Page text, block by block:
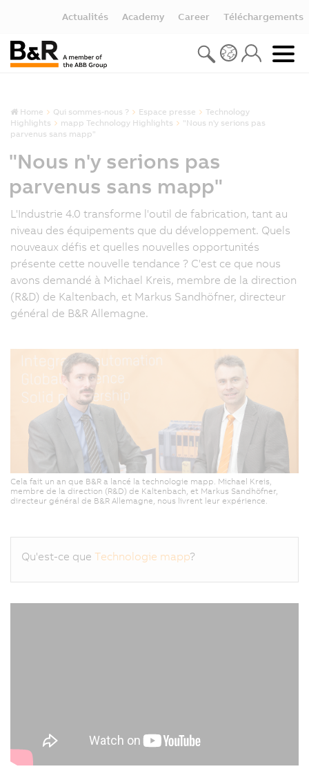
Actualités Academy Career Téléchargements
Home Qui sommes-nous ? Espace presse
Technology
Highlights
mapp Technology Highlights
"Nous n'y serions pas
parvenus sans mapp"
"Nous n'y serions pas
parvenus sans mapp"
L'Industrie 4.0 transforme l'outil de fabrication, tant au
niveau des équipements que du développement. Quels
nouveaux défis et quelles nouvelles opportunités
présente cette nouvelle tendance ? C'est ce que nous
avons demandé à Michael Kreis, membre de la direction
(R&D) de Kaltenbach, et Markus Sandhöfner, directeur
général de B&R Allemagne.
Cela fait un an que B&R a lancé la technologie mapp. Michael Kreis,
membre de la direction (R&D) de Kaltenbach, et Markus Sandhöfner,
directeur général de B&R Allemagne, nous livrent leur expérience.
Qu'est-ce que Technologie mapp?